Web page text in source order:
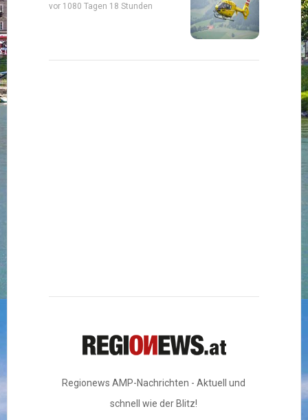
vor 1080 Tagen 18 Stunden
Regionews AMP-Nachrichten - Aktuell und
schnell wie der Blitz!